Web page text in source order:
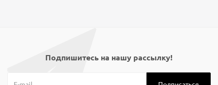
Подпишитесь на нашу рассылку!